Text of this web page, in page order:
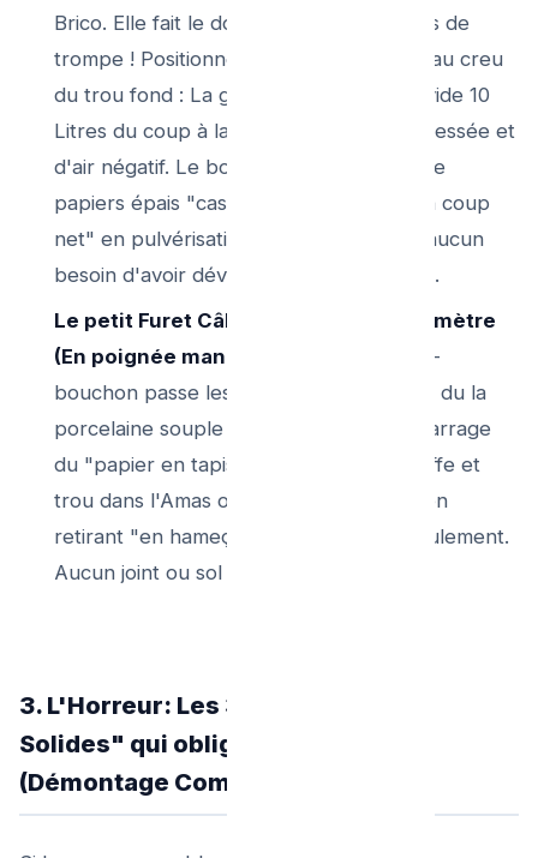
Brico. Elle fait le double de L / 4 Pulsions de
trompe ! Positionnée au scellé en force au creu
du trou fond : La gâchette au tirée sec vide 10
Litres du coup à la colonne d’eau compressée et
d'air négatif. Le bouchon de 5 rouleau de
papiers épais "casse brutschement d'un coup
net" en pulvérisation diluée, tout part : aucun
besoin d'avoir dévisser les écrous au sol.
Le petit Furet Câble spécial WC d'un mètre
(En poignée manuel):
Son bout en tire-
bouchon passe les 2 courbures tordues du la
porcelaine souple s'y l'évacuation fait barrage
du "papier en tapisserie glissante": Il griffe et
trou dans l'Amas organique de lisières, en
retirant "en hameçon" et recréant l’écoulement.
Aucun joint ou sol endommagé.
3. L'Horreur: Les 3 "Vrais Objets
Solides" qui obligeront la dépose
(Démontage Complet Impératif)